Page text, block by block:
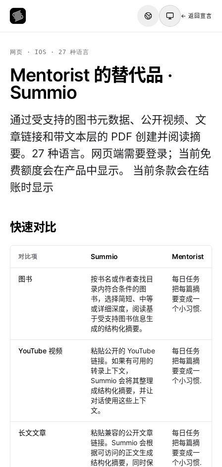
← 返回宣言
网页 · IOS · 27 种语言
Mentorist 的替代品 ·
Summio
通过受支持的图书元数据、公开视频、文
章链接和带文本层的 PDF 创建并阅读摘
要。27 种语言。网页端需要登录；当前免
费额度会在产品中显示。 当前条款会在结
账时显示
快速对比
对比项 Summio Mentorist
图书
按书名或作者查找目
录内符合条件的图
书，选择简短、中等
或详细深度，阅读基
于受支持图书信息生
成的结构化摘要。
每日任务
把每篇摘
要变成一
个小习惯.
YouTube 视频
粘贴公开的 YouTube
链接。如果有可用的
转录上下文，
Summio 会将其整理
成结构化摘要，并让
对话使用这些上下
文。
每日任务
把每篇摘
要变成一
个小习惯.
长文文章
粘贴兼容的公开文章
链接。Summio 会根
据可访问的正文生成
结构化摘要，同时保
每日任务
把每篇摘
要变成一
个小习惯.